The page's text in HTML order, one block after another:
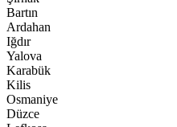
Bartın
Ardahan
Iğdır
Yalova
Karabük
Kilis
Osmaniye
Düzce